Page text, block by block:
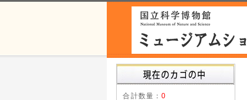
合計数量：0